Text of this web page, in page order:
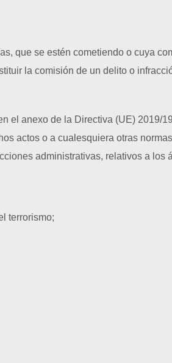
que se estén cometiendo o cuya
la comisión de un delito o
el anexo de la Directiva (UE) 2019/
actos o a cualesquiera otras
administrativas, relativos a los
terrorismo;